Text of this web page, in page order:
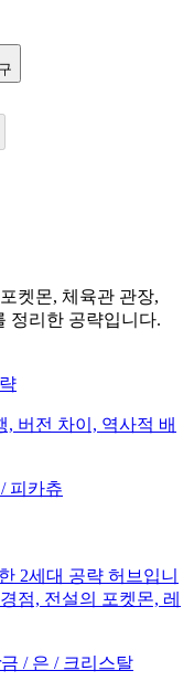
켓몬, 체육관 관장,
정리한 공략입니다.
버전 차이, 역사적 배
피카츄
2세대 공략 허브입니
점, 전설의 포켓몬, 레
금 / 은 / 크리스탈